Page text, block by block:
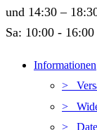
und 14:30 –
Sa: 10:00 -
Informationen
>
>
>